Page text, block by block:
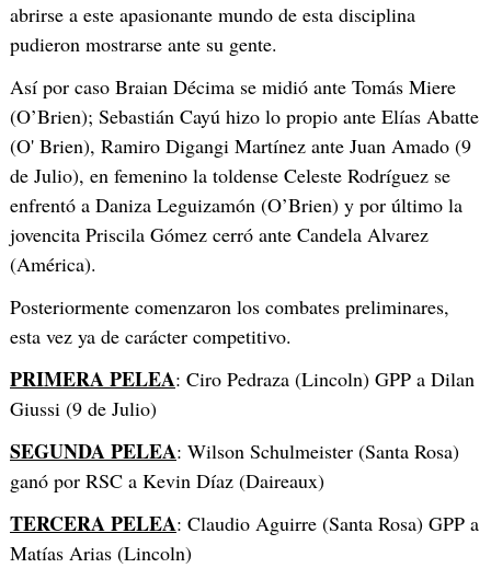
abrirse a este apasionante mundo de esta disciplina
pudieron mostrarse ante su gente.
Así por caso Braian Décima se midió ante Tomás Miere
(O’Brien); Sebastián Cayú hizo lo propio ante Elías Abatte
(O' Brien), Ramiro Digangi Martínez ante Juan Amado (9
de Julio), en femenino la toldense Celeste Rodríguez se
enfrentó a Daniza Leguizamón (O’Brien) y por último la
jovencita Priscila Gómez cerró ante Candela Alvarez
(América).
Posteriormente comenzaron los combates preliminares,
esta vez ya de carácter competitivo.
PRIMERA PELEA: Ciro Pedraza (Lincoln) GPP a Dilan
Giussi (9 de Julio)
SEGUNDA PELEA: Wilson Schulmeister (Santa Rosa)
ganó por RSC a Kevin Díaz (Daireaux)
TERCERA PELEA: Claudio Aguirre (Santa Rosa) GPP a
Matías Arias (Lincoln)